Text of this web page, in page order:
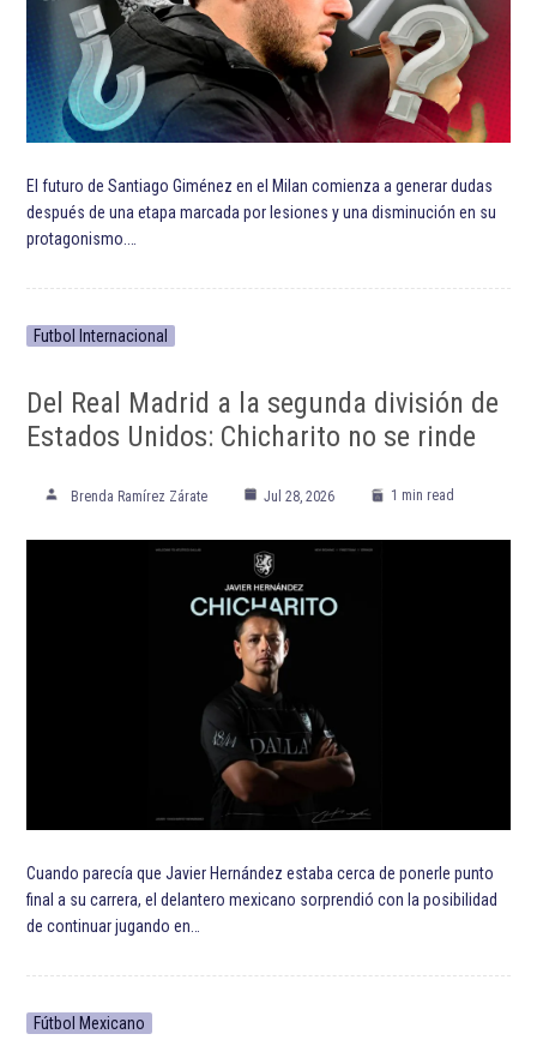
El futuro de Santiago Giménez en el Milan comienza a generar dudas
después de una etapa marcada por lesiones y una disminución en su
protagonismo.…
Futbol Internacional
Del Real Madrid a la segunda división de
Estados Unidos: Chicharito no se rinde
Brenda Ramírez Zárate Jul 28, 2026 1 min read
Cuando parecía que Javier Hernández estaba cerca de ponerle punto
final a su carrera, el delantero mexicano sorprendió con la posibilidad
de continuar jugando en…
Fútbol Mexicano